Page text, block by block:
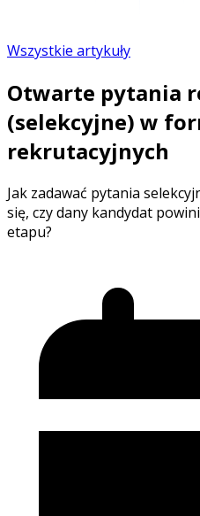
Wszystkie artykuły
Otwarte pytania
(selekcyjne) w
rekrutacyjnych
Jak zadawać pytania
się, czy dany kandydat
etapu?